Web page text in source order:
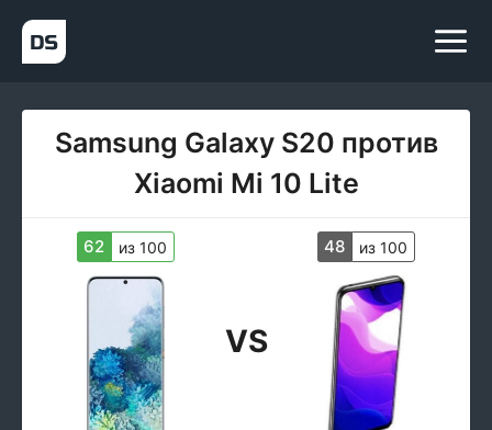
Samsung Galaxy S20 против
Xiaomi Mi 10 Lite
62 из 100
VS
48 из 100